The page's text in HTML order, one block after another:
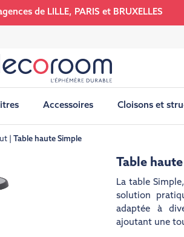
de LILLE, PARIS et BRUXELLES
Accessoires Cloisons et
Table haute Simple
Table
La table
solution
adaptée à
ajoutant une